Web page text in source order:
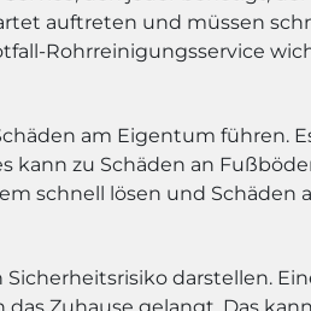
auftreten und müssen
Rohrreinigungsservice
am Eigentum führen.
kann zu Schäden an
schnell lösen und
darstellen.